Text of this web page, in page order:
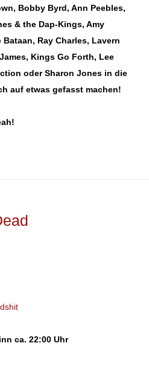
Bobby Byrd, Ann Peebles,
& the Dap-Kings, Amy
Ray Charles, Lavern
Kings Go Forth, Lee
oder Sharon Jones in die
auf etwas gefasst machen!
ca. 22:00 Uhr